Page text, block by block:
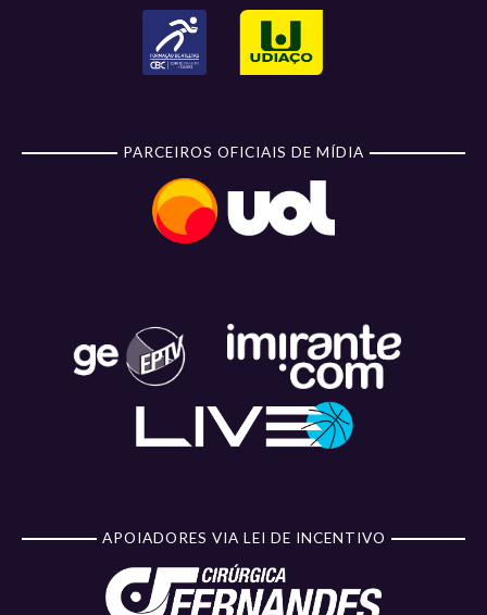
PARCEIROS OFICIAIS DE MÍDIA
APOIADORES VIA LEI DE INCENTIVO